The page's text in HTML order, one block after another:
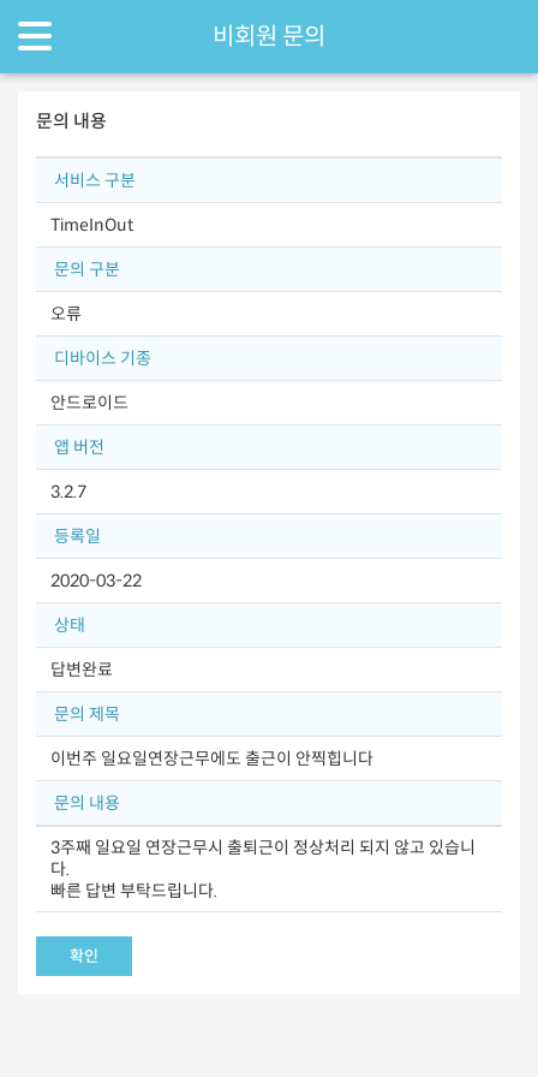
비회원 문의
문의 내용
서비스 구분
TimeInOut
문의 구분
오류
디바이스 기종
안드로이드
앱 버전
3.2.7
등록일
2020-03-22
상태
답변완료
문의 제목
이번주 일요일연장근무에도 출근이 안찍힙니다
문의 내용
3주째 일요일 연장근무시 출퇴근이 정상처리 되지 않고 있습니
다.
빠른 답변 부탁드립니다.
확인